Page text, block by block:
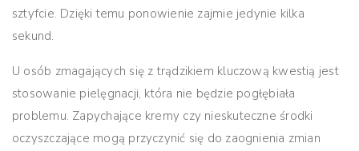
sztyfcie. Dzięki temu ponowienie zajmie jedynie kilka
sekund.
U osób zmagających się z trądzikiem kluczową kwestią jest
stosowanie pielęgnacji, która nie będzie pogłębiała
problemu. Zapychające kremy czy nieskuteczne środki
oczyszczające mogą przyczynić się do zaognienia zmian